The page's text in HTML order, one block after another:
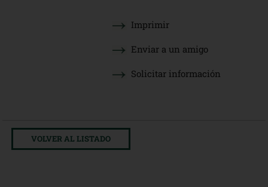
Imprimir
Enviar a un amigo
Solicitar información
VOLVER AL LISTADO